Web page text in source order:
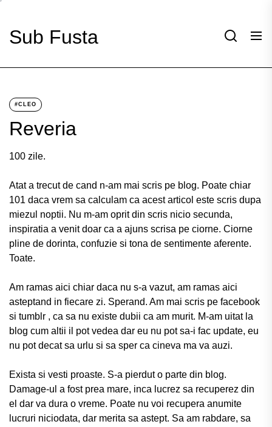
theSub Fusta
#CLEO
Reveria
100 zile.
Atat a trecut de cand n-am mai scris pe blog. Poate chiar
101 daca vrem sa calculam ca acest articol este scris dupa
miezul noptii. Nu m-am oprit din scris nicio secunda,
inspiratia a venit doar ca a ajuns scrisa pe ciorne. Ciorne
pline de dorinta, confuzie si tona de sentimente aferente.
Toate.
Am ramas aici chiar daca nu s-a vazut, am ramas aici
asteptand in fiecare zi. Sperand. Am mai scris pe facebook
si tumblr , ca sa nu existe dubii ca am murit. M-am uitat la
blog cum altii il pot vedea dar eu nu pot sa-i fac update, eu
nu pot decat sa urlu si sa sper ca cineva ma va auzi.
Exista si vesti proaste. S-a pierdut o parte din blog.
Damage-ul a fost prea mare, inca lucrez sa recuperez din
el dar va dura o vreme. Poate nu voi recupera anumite
lucruri niciodata, dar merita sa astept. Sa am rabdare, sa